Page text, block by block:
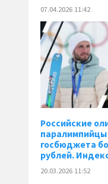
07.04.2026 11:42
Российские
паралимпийцы
госбюджета
рублей.
20.03.2026 11:52